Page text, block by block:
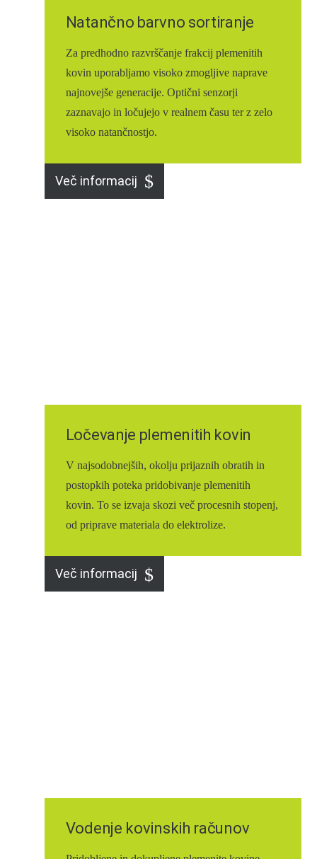
Natančno barvno sortiranje
Za predhodno razvrščanje frakcij plemenitih
kovin uporabljamo visoko zmogljive naprave
najnovejše generacije. Optični senzorji
zaznavajo in ločujejo v realnem času ter z zelo
visoko natančnostjo.
Več informacij
Ločevanje plemenitih kovin
V najsodobnejših, okolju prijaznih obratih in
postopkih poteka pridobivanje plemenitih
kovin. To se izvaja skozi več procesnih stopenj,
od priprave materiala do elektrolize.
Več informacij
Vodenje kovinskih računov